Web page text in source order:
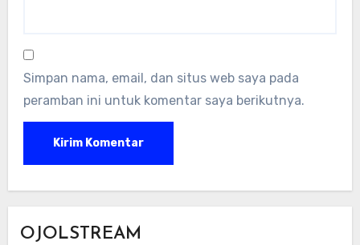
Simpan nama, email, dan situs web saya pada
peramban ini untuk komentar saya berikutnya.
OJOLSTREAM